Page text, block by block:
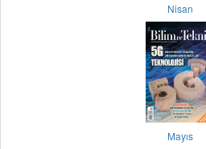
Nisan
Mayıs